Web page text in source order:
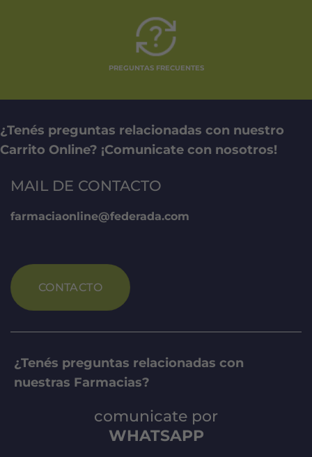
PREGUNTAS FRECUENTES
¿Tenés preguntas relacionadas con nuestro
Carrito Online? ¡Comunicate con nosotros!
MAIL DE CONTACTO
farmaciaonline@federada.com
CONTACTO
¿Tenés preguntas relacionadas con
nuestras Farmacias?
comunicate por
WHATSAPP